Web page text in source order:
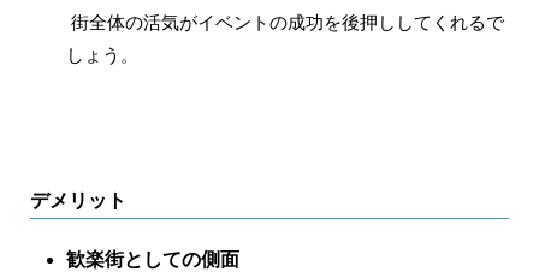
街全体の活気がイベントの成功を後押ししてくれるで
しょう。
デメリット
歓楽街としての側面